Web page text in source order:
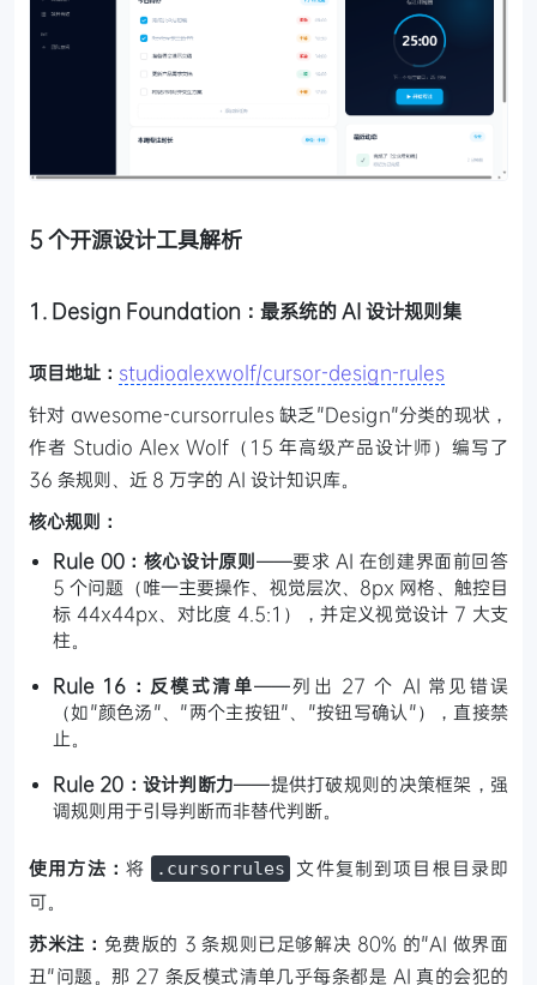
5 个开源设计工具解析
1. Design Foundation：最系统的 AI 设计规则集
项目地址： studioalexwolf/cursor-design-rules
针对 awesome-cursorrules 缺乏"Design"分类的现状，
作者 Studio Alex Wolf（15 年高级产品设计师）编写了
36 条规则、近 8 万字的 AI 设计知识库。
核心规则：
Rule 00：核心设计原则——要求 AI 在创建界面前回答
5 个问题（唯一主要操作、视觉层次、8px 网格、触控目
标 44x44px、对比度 4.5:1），并定义视觉设计 7 大支
柱。
Rule 16：反模式清单——列出 27 个 AI 常见错误
（如"颜色汤"、"两个主按钮"、"按钮写确认"），直接禁
止。
Rule 20：设计判断力——提供打破规则的决策框架，强
调规则用于引导判断而非替代判断。
使用方法： 将 .cursorrules
文件复制到项目根目录即
可。
苏米注： 免费版的 3 条规则已足够解决 80% 的"AI 做界面
丑"问题。那 27 条反模式清单几乎每条都是 AI 真的会犯的